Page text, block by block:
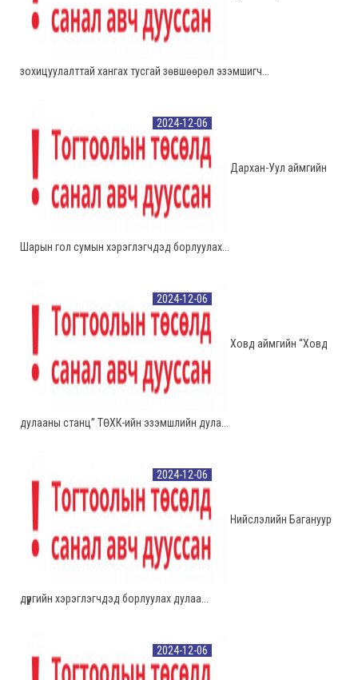
зохицуулалттай хангах тусгай зөвшөөрөл эзэмшигч...
2024-12-06
Дархан-Уул аймгийн
Шарын гол сумын хэрэглэгчдэд борлуулах...
2024-12-06
Ховд аймгийн “Ховд
дулааны станц” ТӨХК-ийн эзэмшлийн дула...
2024-12-06
Нийслэлийн Багануур
дүүргийн хэрэглэгчдэд борлуулах дулаа...
2024-12-06